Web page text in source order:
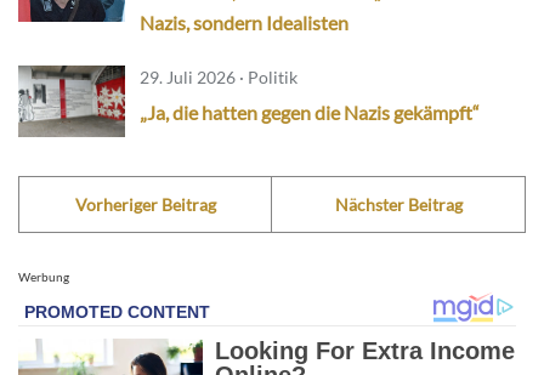
Nazis, sondern Idealisten
29. Juli 2026 · Politik
„Ja, die hatten gegen die Nazis gekämpft“
Vorheriger Beitrag Nächster Beitrag
Werbung